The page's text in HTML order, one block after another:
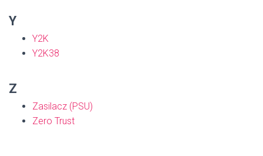
Y
Y2K
Y2K38
Z
Zasilacz (PSU)
Zero Trust